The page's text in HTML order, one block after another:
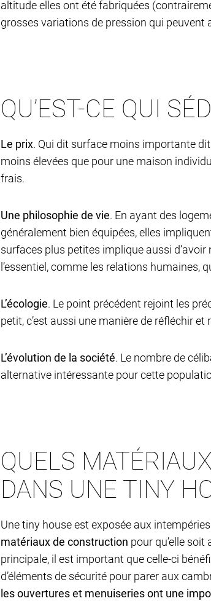
altitude elles ont été fabriquées
grosses variations de pression qui peuvent
QU’EST-CE QUI
Le prix. Qui dit surface moins importante dit
moins élevées que pour une maison
frais.
Une philosophie de vie. En ayant des
généralement bien équipées, elles
surfaces plus petites implique aussi
l’essentiel, comme les relations humaines,
L’écologie. Le point précédent rejoint les
petit, c’est aussi une manière de réfléchir
L’évolution de la société. Le nombre de
alternative intéressante pour cette
QUELS
DANS UNE TINY
Une tiny house est exposée aux
matériaux de construction pour qu’elle soit
principale, il est important que celle-ci
d’éléments de sécurité pour parer aux
les ouvertures et menuiseries ont une